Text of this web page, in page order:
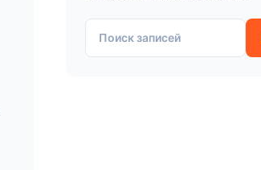
Поиск записей